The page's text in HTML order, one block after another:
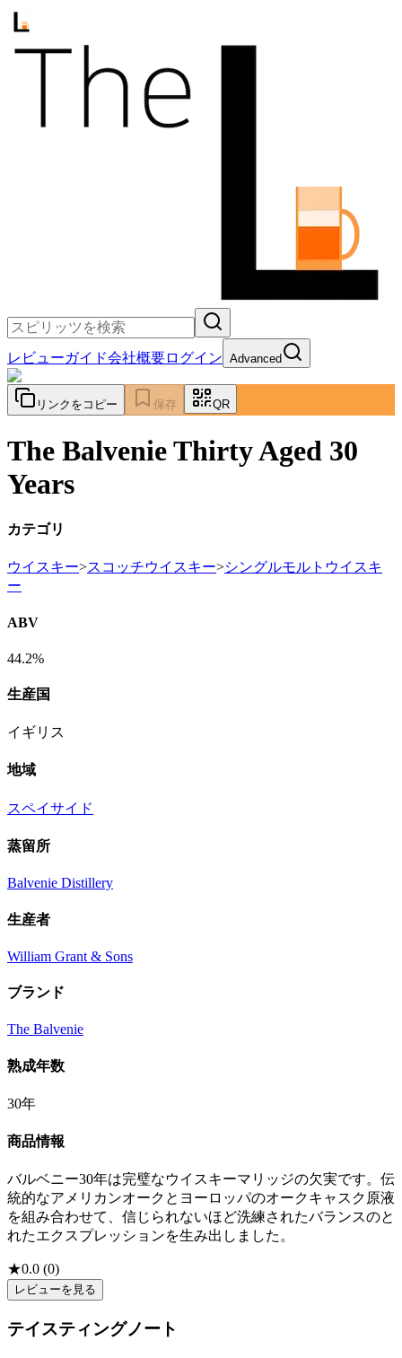
レビューガイド会社概要ログイン Advanced
リンクをコピー 保存 QR
The Balvenie Thirty Aged 30
Years
カテゴリ
ウイスキー>スコッチウイスキー>シングルモルトウイスキ
ー
ABV
44.2%
生産国
イギリス
地域
スペイサイド
蒸留所
Balvenie Distillery
生産者
William Grant & Sons
ブランド
The Balvenie
熟成年数
30年
商品情報
バルベニー30年は完璧なウイスキーマリッジの欠実です。伝
統的なアメリカンオークとヨーロッパのオークキャスク原液
を組み合わせて、信じられないほど洗練されたバランスのと
れたエクスプレッションを生み出しました。
★0.0 (0)
レビューを見る
テイスティングノート